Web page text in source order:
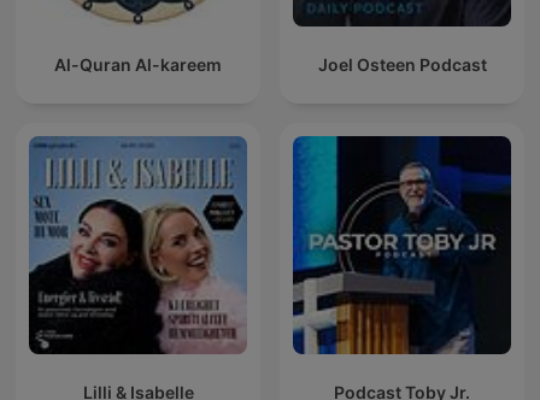
Al-Quran Al-kareem Joel Osteen Podcast
Lilli & Isabelle Podcast Toby Jr.